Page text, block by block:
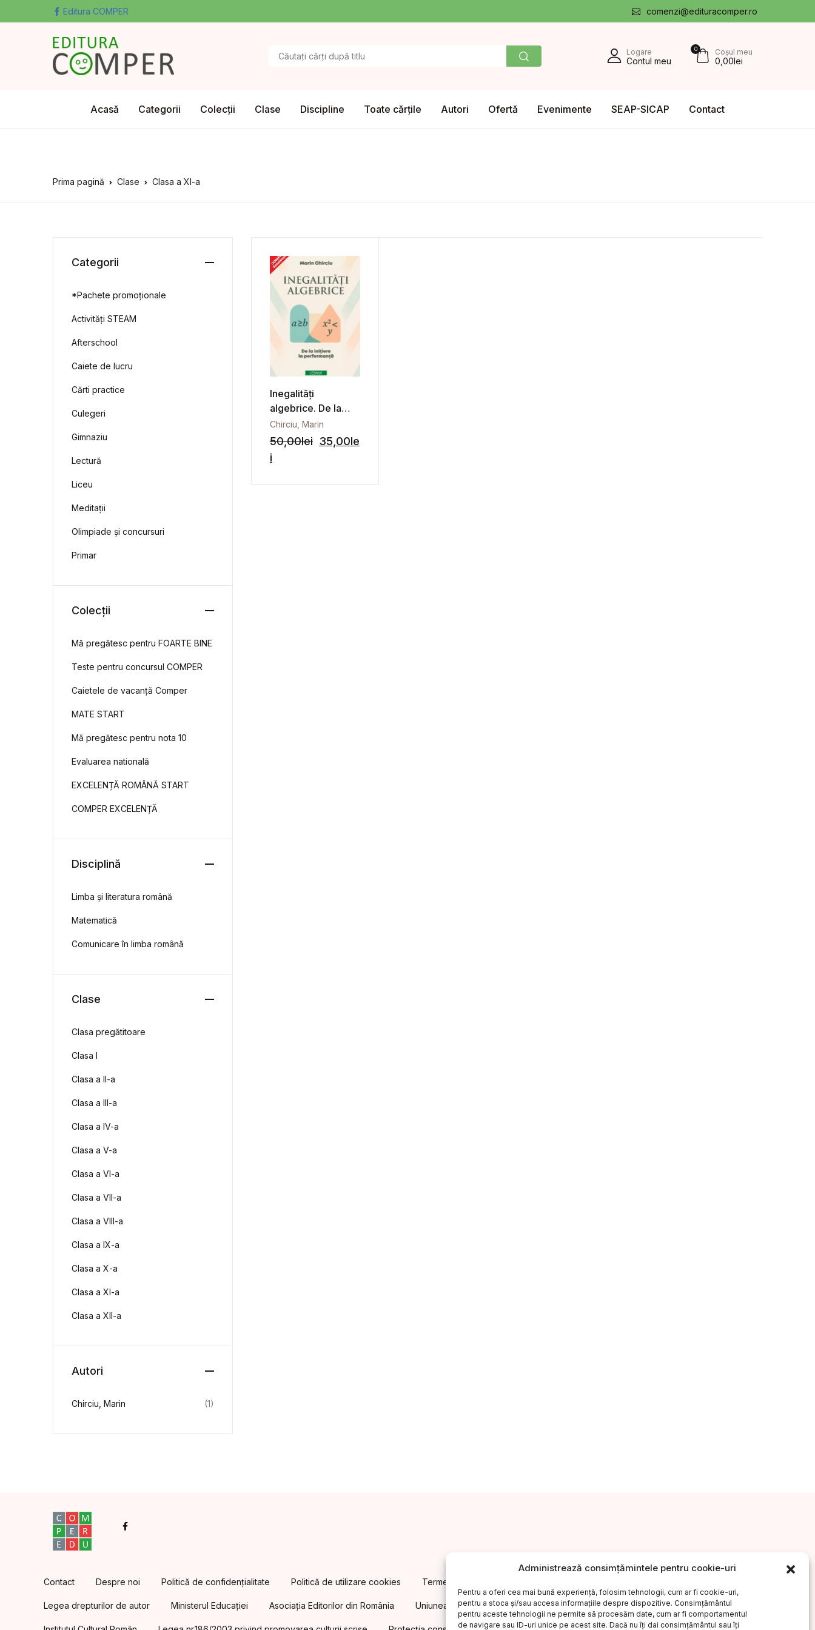
Administrează consimțămintele pentru cookie-uri
Pentru a oferi cea mai bună experiență, folosim tehnologii, cum ar fi cookie-uri,
pentru a stoca și/sau accesa informațiile despre dispozitive. Consimțământul
pentru aceste tehnologii ne permite să procesăm date, cum ar fi comportamentul
de navigare sau ID-uri unice pe acest site. Dacă nu îți dai consimțământul sau îți
Editura COMPER comenzi@edituracomper.ro
Logare
Contul meu
0 Coșul meu
0,00lei
Acasă Categorii Colecții Clase Discipline Toate cărțile Autori Ofertă Evenimente SEAP-SICAP Contact
Prima pagină Clase Clasa a XI-a
Inegalități
algebrice. De la
inițiere la
performanță
Chirciu, Marin
50,00lei 35,00le
i
Categorii
*Pachete promoționale
Activități STEAM
Afterschool
Caiete de lucru
Cărti practice
Culegeri
Gimnaziu
Lectură
Liceu
Meditații
Olimpiade și concursuri
Primar
Colecții
Mă pregătesc pentru FOARTE BINE
Teste pentru concursul COMPER
Caietele de vacanță Comper
MATE START
Mă pregătesc pentru nota 10
Evaluarea natională
EXCELENȚĂ ROMÂNĂ START
COMPER EXCELENȚĂ
Disciplină
Limba și literatura română
Matematică
Comunicare în limba română
Clase
Clasa pregătitoare
Clasa I
Clasa a II-a
Clasa a III-a
Clasa a IV-a
Clasa a V-a
Clasa a VI-a
Clasa a VII-a
Clasa a VIII-a
Clasa a IX-a
Clasa a X-a
Clasa a XI-a
Clasa a XII-a
Autori
Chirciu, Marin (1)
Facebook
Contact Despre noi Politică de confidențialitate Politică de utilizare cookies Termeni și condiții. Cum cumpăr?
Legea drepturilor de autor Ministerul Educației Asociația Editorilor din România Uniunea Editorilor din România Uniunea Scriitorilor din România